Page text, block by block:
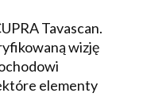
Tavascan.
wizję
elementy